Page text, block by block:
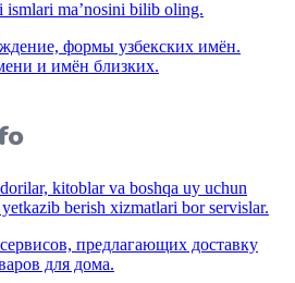
ma’nosini bilib oling.
формы узбекских имён.
и имён близких.
kitoblar va boshqa uy uchun
berish xizmatlari bor servislar.
предлагающих доставку
для дома.